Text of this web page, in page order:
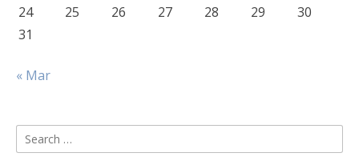
24
25 26 27 28 29
30
31
« Mar
Search
for: